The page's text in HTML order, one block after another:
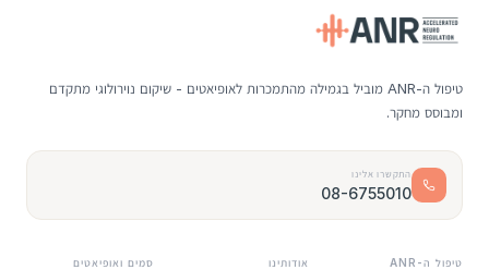
טיפול ה-ANR מוביל בגמילה מהתמכרות לאופיאטים - שיקום נוירולוגי מתקדם
ומבוסס מחקר.
התקשרו אלינו
08-6755010
טיפול ה-ANR אודותינו סמים ואופיאטים